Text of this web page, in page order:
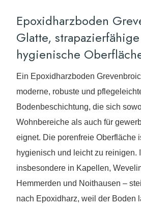
Epoxidharzboden
Glatte,
hygienische
Ein Epoxidharzboden
moderne, robuste und
Bodenbeschichtung, die sich
Wohnbereiche als auch für
eignet. Die porenfreie Oberfläche
hygienisch und leicht zu reinigen.
insbesondere in Kapellen,
Hemmerden und Noithausen –
nach Epoxidharz, weil der Boden